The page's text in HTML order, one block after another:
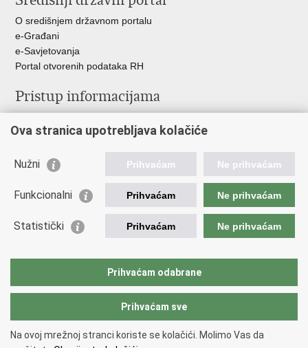
O središnjem državnom portalu
e-Građani
e-Savjetovanja
Portal otvorenih podataka RH
Pristup informacijama
Savjetovanje
Zapošljavanje
Odnosi s javnošću
Važne poveznice
Ministarstvo unutarnjih poslova
Copyright © 2026 Ravnateljstvo civilne zaštite.
Ova stranica upotrebljava kolačiće
Nužni Prihvaćam Ne prihvaćam
Funkcionalni Prihvaćam Ne prihvaćam
Statistički Prihvaćam Ne prihvaćam
Prihvaćam odabrane
Prihvaćam sve
Na ovoj mrežnoj stranci koriste se kolačići. Molimo Vas da